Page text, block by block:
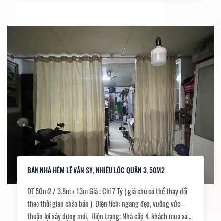
BÁN NHÀ HẺM LÊ VĂN SỸ, NHIÊU LỘC QUẬN 3, 50M2
DT 50m2 / 3.8m x 13m Giá : Chỉ 7 Tỷ ( giá chủ có thể thay đổi
theo thời gian chào bán ) Diện tích: ngang đẹp, vuông vức –
thuận lợi xây dựng mới. Hiện trạng: Nhà cấp 4, khách mua xác